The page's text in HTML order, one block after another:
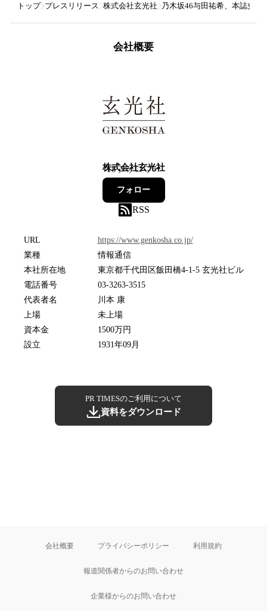
トップ プレスリリース 株式会社玄光社 乃木坂46与田祐希、本誌史上
会社概要
株式会社玄光社
18フォロワー
フォロー
RSS
URL
https://www.genkosha.co.jp/
業種
情報通信
本社所在地
東京都千代田区飯田橋4-1-5 玄光社ビル
電話番号
03-3263-3515
代表者名
川本 康
上場
未上場
資本金
1500万円
設立
1931年09月
PR TIMESのご利用について
資料をダウンロード
会社概要 プライバシーポリシー 利用規約
報道関係者からのお問い合わせ
企業様からのお問い合わせ